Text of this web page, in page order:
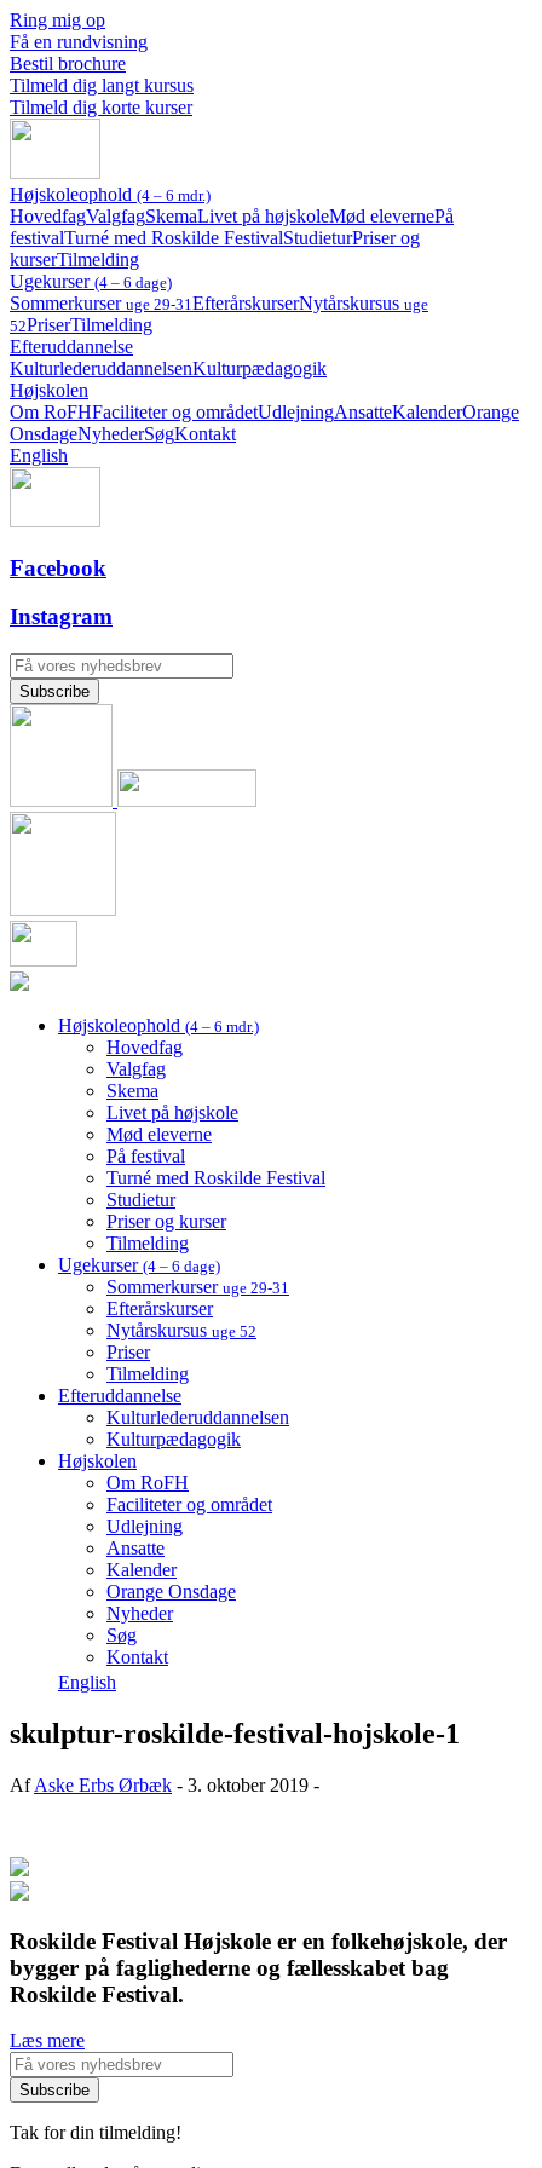
Ring mig op
Få en rundvisning
Bestil brochure
Tilmeld dig langt kursus
Tilmeld dig korte kurser
Højskoleophold (4 – 6 mdr.)
HovedfagValgfagSkemaLivet på højskoleMød elevernePå
festivalTurné med Roskilde FestivalStudieturPriser og
kurserTilmelding
Ugekurser (4 – 6 dage)
Sommerkurser uge 29-31EfterårskurserNytårskursus uge
52PriserTilmelding
Efteruddannelse
KulturlederuddannelsenKulturpædagogik
Højskolen
Om RoFHFaciliteter og områdetUdlejningAnsatteKalenderOrange
OnsdageNyhederSøgKontakt
English
Facebook
Instagram
Højskoleophold (4 – 6 mdr.)
Hovedfag
Valgfag
Skema
Livet på højskole
Mød eleverne
På festival
Turné med Roskilde Festival
Studietur
Priser og kurser
Tilmelding
Ugekurser (4 – 6 dage)
Sommerkurser uge 29-31
Efterårskurser
Nytårskursus uge 52
Priser
Tilmelding
Efteruddannelse
Kulturlederuddannelsen
Kulturpædagogik
Højskolen
Om RoFH
Faciliteter og området
Udlejning
Ansatte
Kalender
Orange Onsdage
Nyheder
Søg
Kontakt
English
skulptur-roskilde-festival-hojskole-1
AfAske Erbs Ørbæk - 3. oktober 2019 -
Roskilde Festival Højskole er en folkehøjskole, der
bygger på faglighederne og fællesskabet bag
Roskilde Festival.
Læs mere
Tak for din tilmelding!